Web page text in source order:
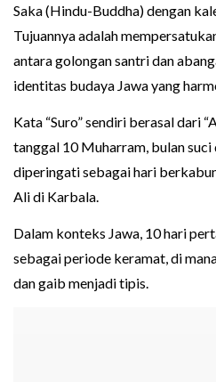
Saka (Hindu-Buddha) dengan
Tujuannya adalah
antara golongan santri dan
identitas budaya Jawa yang
Kata “Suro” sendiri berasal dari
tanggal 10 Muharram, bulan suci
diperingati sebagai hari
Ali di Karbala.
Dalam konteks Jawa, 10 hari
sebagai periode keramat, di
dan gaib menjadi tipis.